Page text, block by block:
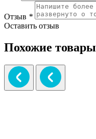
Отзыв *
Оставить отзыв
Похожие товары